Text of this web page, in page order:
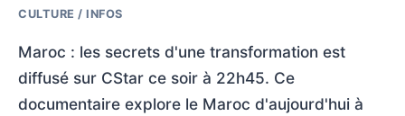
CULTURE / INFOS
Maroc : les secrets d'une transformation est
diffusé sur CStar ce soir à 22h45. Ce
documentaire explore le Maroc d'aujourd'hui à